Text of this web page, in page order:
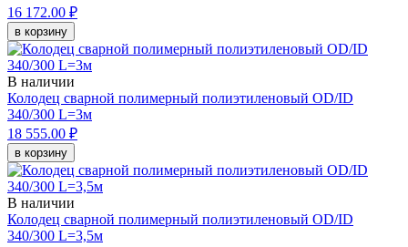
16 172.00 ₽
в корзину
В наличии
Колодец сварной полимерный полиэтиленовый OD/ID
340/300 L=3м
18 555.00 ₽
в корзину
В наличии
Колодец сварной полимерный полиэтиленовый OD/ID
340/300 L=3,5м